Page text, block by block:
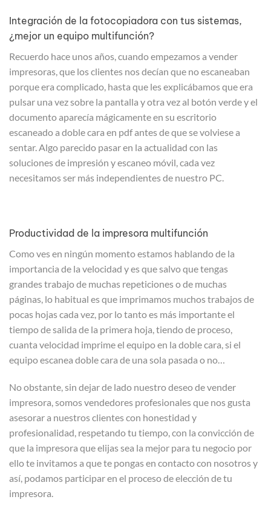
Integración de la fotocopiadora con tus sistemas,
¿mejor un equipo multifunción?
Recuerdo hace unos años, cuando empezamos a vender
impresoras, que los clientes nos decían que no escaneaban
porque era complicado, hasta que les explicábamos que era
pulsar una vez sobre la pantalla y otra vez al botón verde y el
documento aparecía mágicamente en su escritorio
escaneado a doble cara en pdf antes de que se volviese a
sentar. Algo parecido pasar en la actualidad con las
soluciones de impresión y escaneo móvil, cada vez
necesitamos ser más independientes de nuestro PC.
Productividad de la impresora multifunción
Como ves en ningún momento estamos hablando de la
importancia de la velocidad y es que salvo que tengas
grandes trabajo de muchas repeticiones o de muchas
páginas, lo habitual es que imprimamos muchos trabajos de
pocas hojas cada vez, por lo tanto es más importante el
tiempo de salida de la primera hoja, tiendo de proceso,
cuanta velocidad imprime el equipo en la doble cara, si el
equipo escanea doble cara de una sola pasada o no…
No obstante, sin dejar de lado nuestro deseo de vender
impresora, somos vendedores profesionales que nos gusta
asesorar a nuestros clientes con honestidad y
profesionalidad, respetando tu tiempo, con la convicción de
que la impresora que elijas sea la mejor para tu negocio por
ello te invitamos a que te pongas en contacto con nosotros y
así, podamos participar en el proceso de elección de tu
impresora.